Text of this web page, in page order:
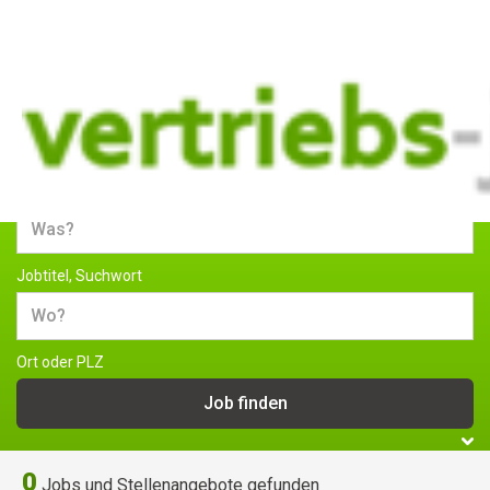
Jobs und Stellenangebote im
Vertrieb
Jobtitel, Suchwort
Ort oder PLZ
0 Jobs und Stellenangebote gefunden